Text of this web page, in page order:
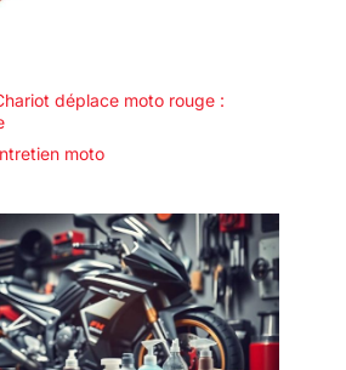
déplace moto rouge :
moto